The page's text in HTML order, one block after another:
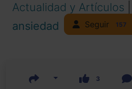
Actualidad y Artículos
ansiedad
Seguir 157
3